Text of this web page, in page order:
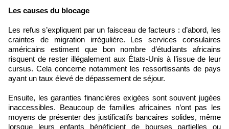
Les causes du blocage
Les refus s’expliquent par un faisceau de facteurs : d’abord, les
craintes de migration irrégulière. Les services consulaires
américains estiment que bon nombre d’étudiants africains
risquent de rester illégalement aux États-Unis à l’issue de leur
cursus. Cela concerne notamment les ressortissants de pays
ayant un taux élevé de dépassement de séjour.
Ensuite, les garanties financières exigées sont souvent jugées
inaccessibles. Beaucoup de familles africaines n’ont pas les
moyens de présenter des justificatifs bancaires solides, même
lorsque leurs enfants bénéficient de bourses partielles ou